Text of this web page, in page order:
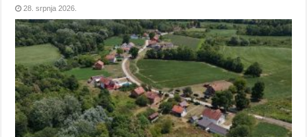
28. srpnja 2026.